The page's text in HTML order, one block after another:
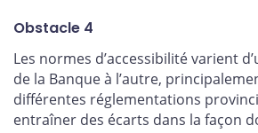
Obstacle 4
Les normes d’accessibilité varient
de la Banque à l’autre,
différentes réglementations
entraîner des écarts dans la façon